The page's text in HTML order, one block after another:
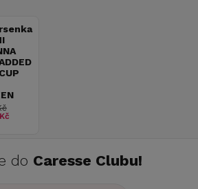
do Caresse Clubu!